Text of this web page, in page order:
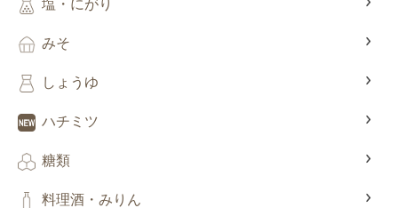
塩・にがり
みそ
しょうゆ
ハチミツ
糖類
料理酒・みりん